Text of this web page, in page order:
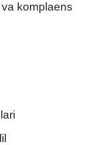
komplaens